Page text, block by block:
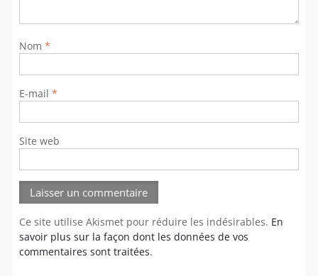
Nom *
E-mail *
Site web
Ce site utilise Akismet pour réduire les indésirables. En
savoir plus sur la façon dont les données de vos
commentaires sont traitées.